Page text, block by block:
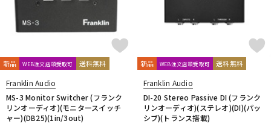
新品 WEB注文店頭受取可 送料無料
Franklin Audio
MS-3 Monitor Switcher (フランク
リンオーディオ)(モニタースイッチ
ャー)(DB25)(1in/3out)
新品 WEB注文店頭受取可 送料無料
Franklin Audio
DI-20 Stereo Passive DI (フランク
リンオーディオ)(ステレオ)(DI)(パッ
シブ)(トランス搭載)